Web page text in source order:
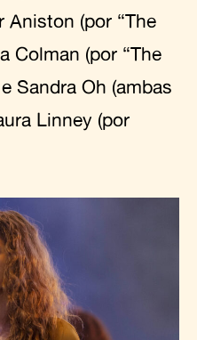
Aniston (por “The
Colman (por “The
Sandra Oh (ambas
Linney (por